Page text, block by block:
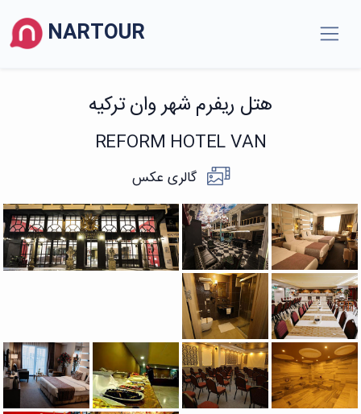
NARTOUR
هتل ریفرم شهر وان ترکیه
REFORM HOTEL VAN
گالری عکس